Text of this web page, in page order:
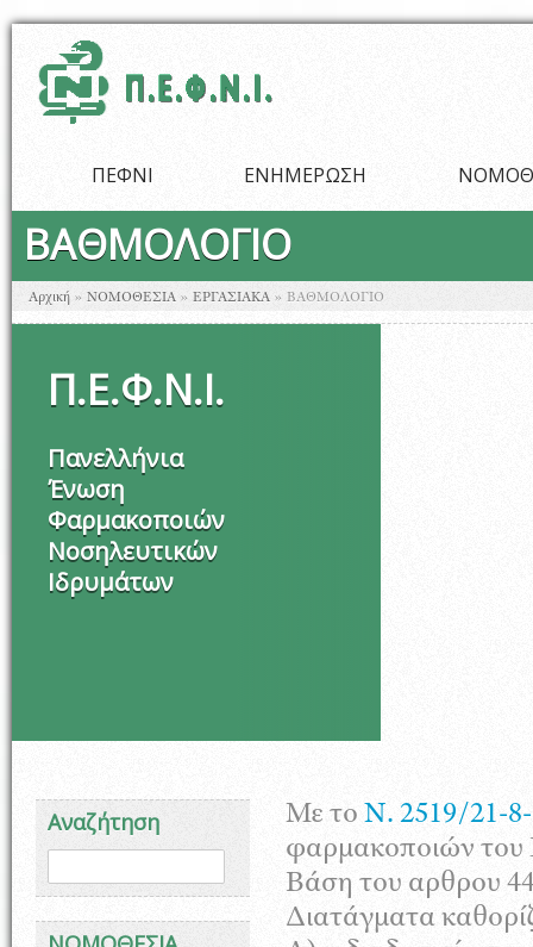
ΠΕΦΝΙ ΕΝΗΜΕΡΩΣΗ
ΒΑΘΜΟΛΟΓΙΟ
Είστε εδώ
Αρχική » ΝΟΜΟΘΕΣΙΑ » ΕΡΓΑΣΙΑΚΑ » ΒΑΘΜΟΛΟΓΙΟ
Π.Ε.Φ.Ν.Ι.
Πανελλήνια
Ένωση
Φαρμακοποιών
Νοσηλευτικών
Ιδρυμάτων
Αναζήτηση
Φόρμα αναζήτησης
Με το Ν. 2519/21-
φαρμακοποιών
Βάση του αρθρου
Διατάγματα